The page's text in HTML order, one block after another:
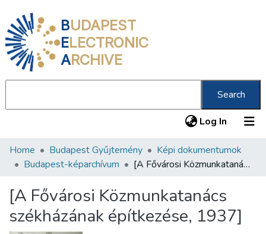
BUDAPEST
ELECTRONIC
ARCHIVE
Search
Log In (current)
Communities & Collections
Statistics
About us
Home Budapest Gyűjtemény
Képi dokumentumok
Budapest-képarchívum
[A Fővárosi Közmunkatanács székházának építkezése, 1937]
[A Fővárosi Közmunkatanács
székházának építkezése, 1937]